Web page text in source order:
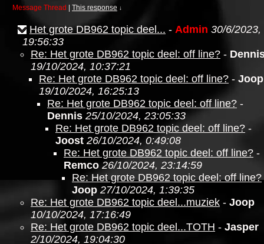
Message Thread This response ↓
Het grote DB962 topic deel... - Admin 30/6/2023,
19:56:33
Re: Het grote DB962 topic deel: off line? -
19/10/2024, 10:37:21
Re: Het grote DB962 topic deel: off line? - Joop
19/10/2024, 16:25:13
Re: Het grote DB962 topic deel: off line? -
Dennis 25/10/2024, 23:05:33
Re: Het grote DB962 topic deel: off line? -
Joost 26/10/2024, 0:49:08
Re: Het grote DB962 topic deel: off line? -
Remco 26/10/2024, 23:14:59
Re: Het grote DB962 topic deel: off line?
Joop 27/10/2024, 1:39:35
Re: Het grote DB962 topic deel...muziek - Joop
10/10/2024, 17:16:49
Re: Het grote DB962 topic deel...TOTH - Jasper
2/10/2024, 19:04:30